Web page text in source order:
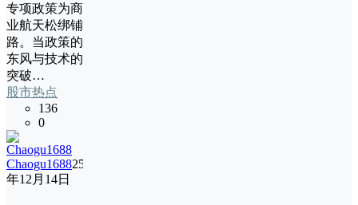
专项政策为商
业航天松绑铺
路。当政策的
东风与技术的
突破…
股市热点
136
0
Chaogu168825
年12月14日